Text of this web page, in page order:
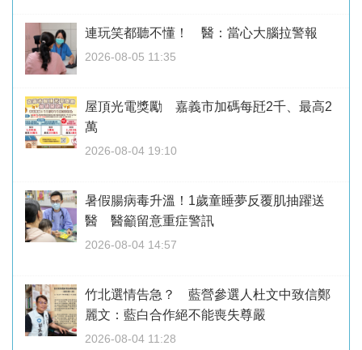
連玩笑都聽不懂！ 醫：當心大腦拉警報
2026-08-05 11:35
屋頂光電獎勵 嘉義市加碼每瓩2千、最高2
萬
2026-08-04 19:10
暑假腸病毒升溫！1歲童睡夢反覆肌抽躍送
醫 醫籲留意重症警訊
2026-08-04 14:57
竹北選情告急？ 藍營參選人杜文中致信鄭
麗文：藍白合作絕不能喪失尊嚴
2026-08-04 11:28